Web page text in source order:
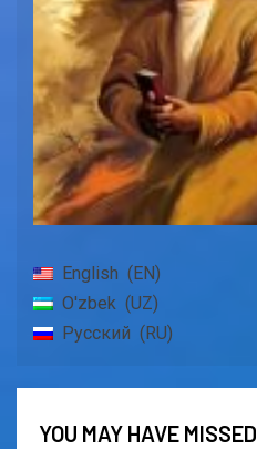
English
EN
O'zbek
UZ
Русский
RU
YOU MAY HAVE MISSED